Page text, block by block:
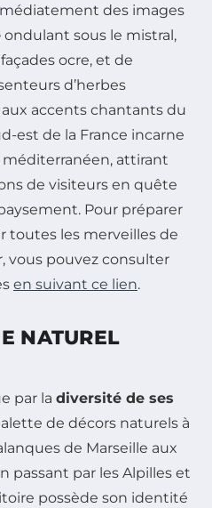
des images
ondulant sous le mistral,
ocre, et de
d’herbes
accents chantants du
est de la France incarne
méditerranéen, attirant
de visiteurs en quête
Pour préparer
toutes les merveilles de
vous pouvez consulter
en suivant ce lien.
NATUREL
par la diversité de ses
de décors naturels à
de Marseille aux
passant par les Alpilles et
possède son identité